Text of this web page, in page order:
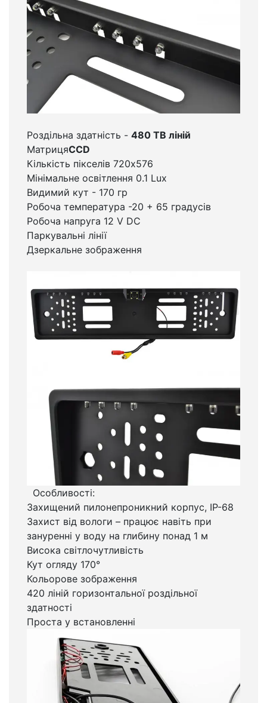
Роздільна здатність - 480 ТВ ліній
МатрицяСCD
Кількість пікселів 720х576
Мінімальне освітлення 0.1 Lux
Видимий кут - 170 гр
Робоча температура -20 + 65 градусів
Робоча напруга 12 V DC
Паркувальні лінії
Дзеркальне зображення
Особливості:
Захищений пилонепроникний корпус, IP-68
Захист від вологи – працює навіть при
зануренні у воду на глибину понад 1 м
Висока світлочутливість
Кут огляду 170°
Кольорове зображення
420 ліній горизонтальної роздільної
здатності
Проста у встановленні